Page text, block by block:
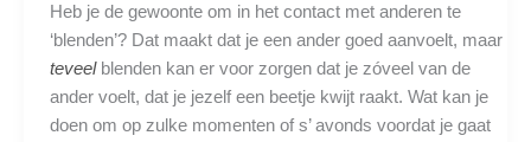
Heb je de gewoonte om in het contact met anderen te
‘blenden’? Dat maakt dat je een ander goed aanvoelt, maar
teveel blenden kan er voor zorgen dat je zóveel van de
ander voelt, dat je jezelf een beetje kwijt raakt. Wat kan je
doen om op zulke momenten of s’ avonds voordat je gaat